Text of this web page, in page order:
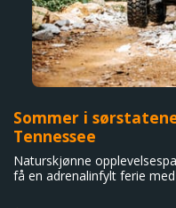
Sommer i
Tennessee
Naturskjønne
få en adrenalinfylt ferie